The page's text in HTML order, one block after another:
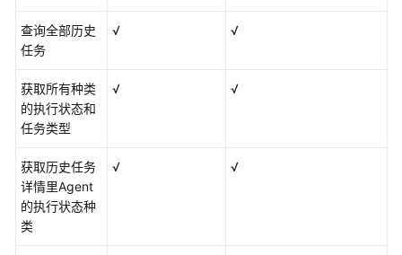
日
理
（新
版）
日
志
管
查询全部历史
任务
√ √
获取所有种类
的执行状态和
任务类型
√ √
获取历史任务
详情里Agent
的执行状态种
类
√ √